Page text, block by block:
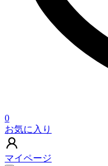
0
お気に入り
マイページ